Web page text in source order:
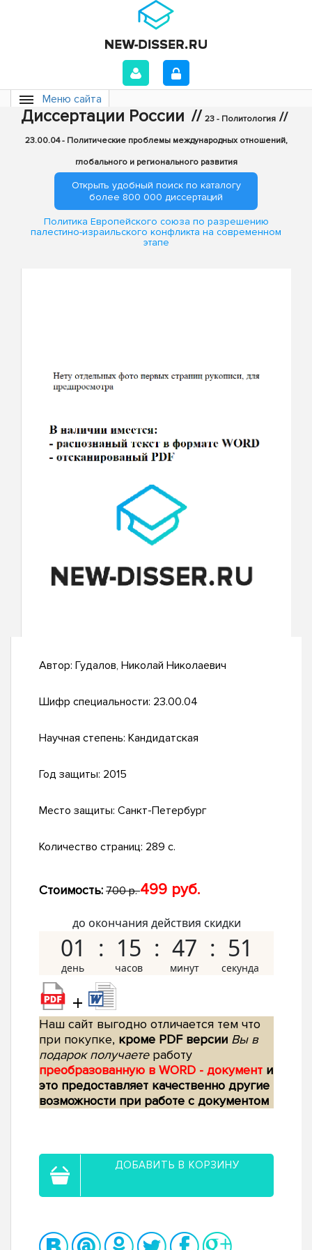
Меню сайта
Диссертации России // 23 - Политология //
23.00.04 - Политические проблемы международных отношений,
глобального и регионального развития
Открыть удобный поиск по каталогу
более 800 000 диссертаций
Политика Европейского союза по разрешению
палестино-израильского конфликта на современном
этапе
Автор: Гудалов, Николай Николаевич
Шифр специальности: 23.00.04
Научная степень: Кандидатская
Год защиты: 2015
Место защиты: Санкт-Петербург
Количество страниц: 289 с.
Стоимость: 700 р.499 руб.
до окончания действия скидки
01 15 47 50
+
Наш сайт выгодно отличается тем что
при покупке, кроме PDF версии Вы в
подарок получаетеработу
преобразованную в WORD - документ и
это предоставляет качественно другие
возможности при работе с документом
ДОБАВИТЬ В КОРЗИНУ